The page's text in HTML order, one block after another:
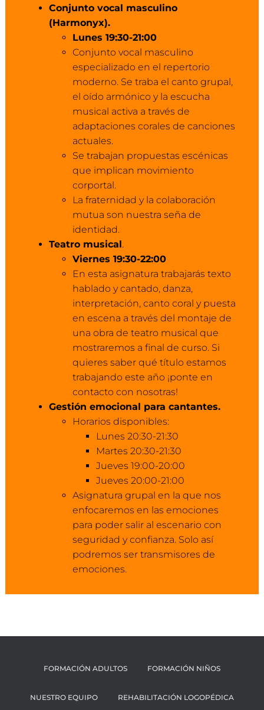
Conjunto vocal masculino
(Harmonyx).
Lunes 19:30-21:00
Conjunto vocal masculino
especializado en el repertorio
moderno. Se traba el canto grupal,
el oído armónico y la escucha
musical activa a través de
adaptaciones corales de canciones
actuales.
Se trabajan propuestas escénicas
que implican movimiento
corportal.
La fraternidad y la colaboración
mutua son nuestra seña de
identidad.
Teatro musical.
Viernes 19:30-22:00
En esta asignatura trabajarás texto
hablado y cantado, danza,
interpretación, canto coral y puesta
en escena a través del montaje de
una obra de teatro musical que
mostraremos a final de curso. Si
quieres saber qué título estamos
trabajando este año ¡ponte en
contacto con nosotras!
Gestión emocional para cantantes.
Horarios disponibles:
Lunes 20:30-21:30
Martes 20:30-21:30
Jueves 19:00-20:00
Jueves 20:00-21:00
Asignatura grupal en la que nos
enfocaremos en las emociones
para poder salir al escenario con
seguridad y confianza. Solo así
podremos ser transmisores de
emociones.
FORMACIÓN ADULTOS FORMACIÓN NIÑOS
NUESTRO EQUIPO REHABILITACIÓN LOGOPÉDICA